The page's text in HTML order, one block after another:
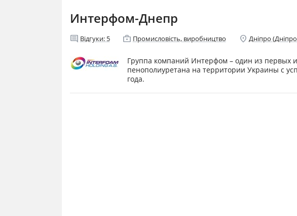
Интерфом-Днепр
comment Відгуки: 5 enterprise Промисловість, виробництво location_on Дніпро
Группа компаний Интерфом – один из первых
пенополиуретана на территории Украины с
года.